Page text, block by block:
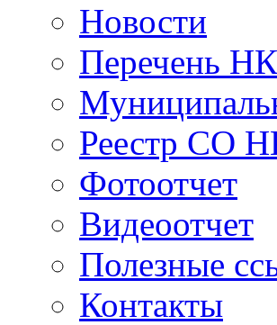
Новости
Перечень
Реестр СО
Фотоотчет
Видеоотчет
Полезные
Контакты